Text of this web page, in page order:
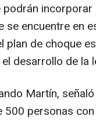
podrán
encuentre en
plan de choque
desarrollo de la
Martín,
personas con